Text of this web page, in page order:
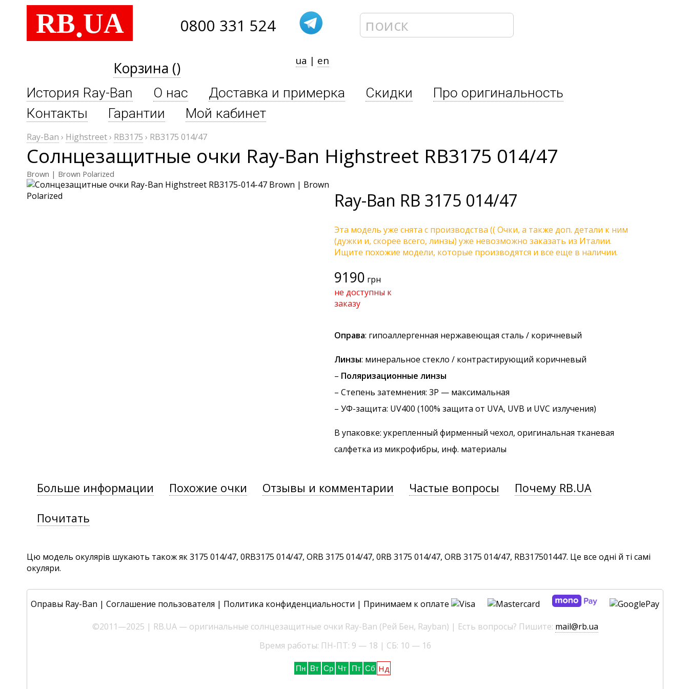
RB.UA 0800 331 524
Корзина () ua | en
История Ray-Ban О нас Доставка и примерка Скидки
Про оригинальность
Контакты
Гарантии Мой кабинет
Ray-Ban › Highstreet› RB3175 › RB3175 014/47
Солнцезащитные очки Ray-Ban Highstreet RB3175 014/47
Brown | Brown Polarized
Ray-Ban RB 3175 014/47
Эта модель уже снята с производства (( Очки, а также доп. детали к ним
(дужки и, скорее всего, линзы) уже невозможно заказать из Италии.
Ищите похожие модели, которые производятся и все еще в наличии.
9190 грн
не доступны к
заказу
Оправа: гипоаллергенная нержавеющая сталь / коричневый
Линзы: минеральное стекло / контрастирующий коричневый
– Поляризационные линзы
– Степень затемнения: 3P — максимальная
– УФ-защита: UV400 (100% защита от UVA, UVB и UVC излучения)
В упаковке: укрепленный фирменный чехол, оригинальная тканевая
салфетка из микрофибры, инф. материалы
Больше информации Похожие очки Отзывы и комментарии Частые вопросы Почему RB.UA
Почитать
Цю модель окулярів шукають також як 3175 014/47, 0RB3175 014/47, ORB 3175 014/47, 0RB 3175 014/47, ORB 3175 014/47, RB317501447. Це все одні й ті самі
окуляри.
Оправы Ray-Ban | Соглашение пользователя | Политика конфиденциальности | Принимаем к оплате
©2011—2025 | RB.UA — оригинальные солнцезащитные очки Ray-Ban (Рей Бен, Rayban) | Есть вопросы? Пишите: mail@rb.ua
Время работы: ПН-ПТ: 9 — 18 | СБ: 10 — 16
Пн Вт Ср Чт Пт Сб Нд